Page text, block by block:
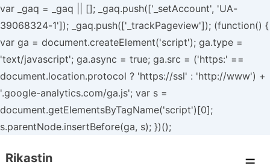
var _gaq = _gaq || []; _gaq.push(['_setAccount', 'UA-
39068324-1']); _gaq.push(['_trackPageview']); (function() {
var ga = document.createElement('script'); ga.type =
'text/javascript'; ga.async = true; ga.src = ('https:' ==
document.location.protocol ? 'https://ssl' : 'http://www') +
'.google-analytics.com/ga.js'; var s =
document.getElementsByTagName('script')[0];
s.parentNode.insertBefore(ga, s); })();
Siirry
Rikastin